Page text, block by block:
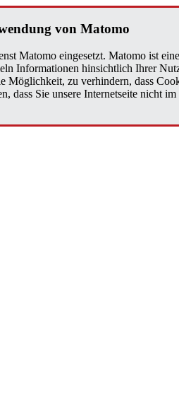
von Matomo
Matomo eingesetzt. Matomo ist
Informationen hinsichtlich Ihrer
Möglichkeit, zu verhindern, dass
dass Sie unsere Internetseite nicht